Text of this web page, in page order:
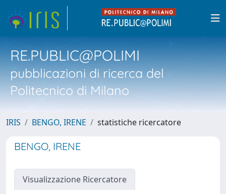
RE.PUBLIC@POLIMI
pubblicazioni di ricerca del
Politecnico di Milano
IRIS BENGO, IRENE statistiche ricercatore
BENGO, IRENE
Visualizzazione Ricercatore